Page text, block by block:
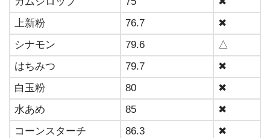
上新粉
76.7
✖
シナモン
79.6
△
はちみつ
79.7
✖
白玉粉
80
✖
水あめ
85
✖
コーンスターチ
86.3
✖